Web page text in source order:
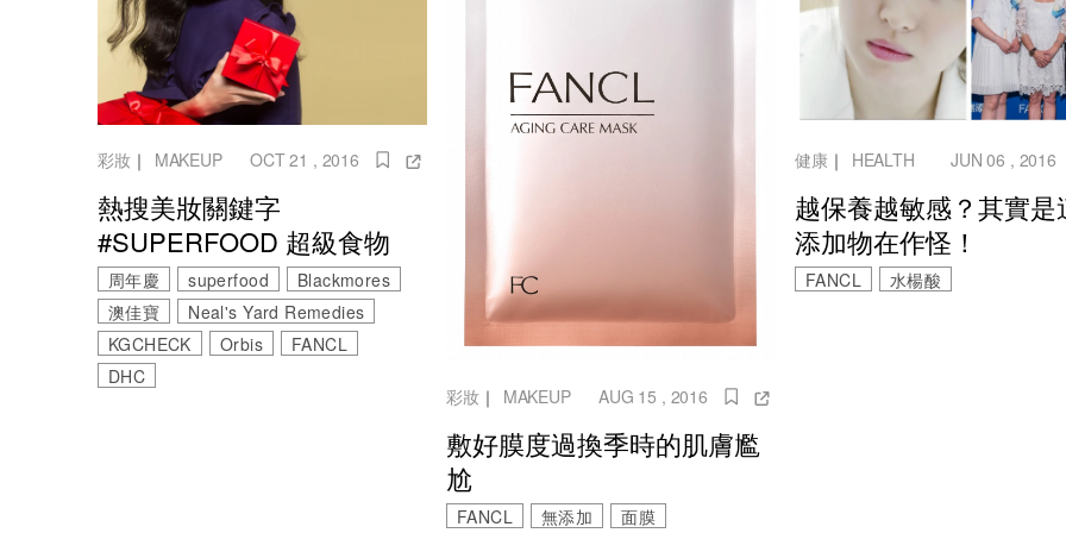
彩妝｜ MAKEUP OCT 21 , 2016
熱搜美妝關鍵字
#SUPERFOOD 超級食物
周年慶 superfood
Blackmores
澳佳寶
Neal's Yard Remedies
KGCHECK
Orbis
FANCL
DHC
彩妝｜ MAKEUP AUG 15 , 2016
敷好膜度過換季時的肌膚尷
尬
FANCL 無添加 面膜
健康｜ HEALTH JUN 06 , 2016
越保養越敏感？其實是
添加物在作怪！
FANCL 水楊酸